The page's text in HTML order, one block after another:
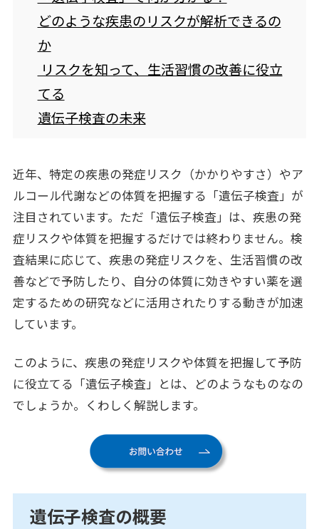
企業情報 CORPORATE INFORMATION
採用情報 RECRUIT
ナレッジコンテンツ
お問い合わせ
どのような疾患のリスクが解析できるの
か
リスクを知って、生活習慣の改善に役立
てる
遺伝子検査の未来
近年、特定の疾患の発症リスク（かかりやすさ）やア
ルコール代謝などの体質を把握する「遺伝子検査」が
注目されています。ただ「遺伝子検査」は、疾患の発
症リスクや体質を把握するだけでは終わりません。検
査結果に応じて、疾患の発症リスクを、生活習慣の改
善などで予防したり、自分の体質に効きやすい薬を選
定するための研究などに活用されたりする動きが加速
しています。
このように、疾患の発症リスクや体質を把握して予防
に役立てる「遺伝子検査」とは、どのようなものなの
でしょうか。くわしく解説します。
遺伝子検査の概要